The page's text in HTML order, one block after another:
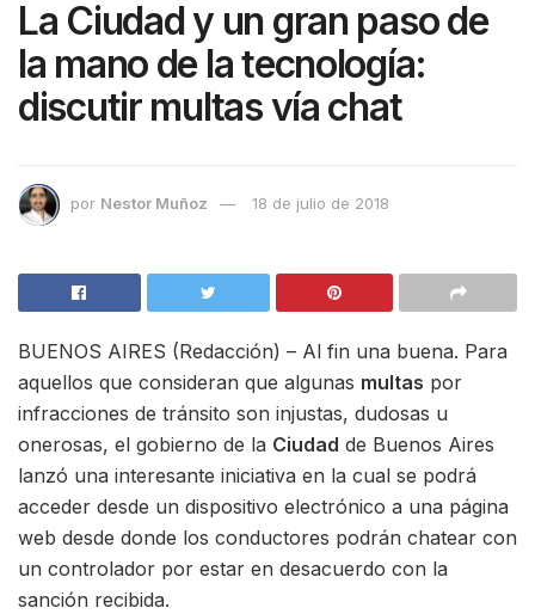
La Ciudad y un gran paso de
la mano de la tecnología:
discutir multas vía chat
por Nestor Muñoz 18 de julio de 2018
BUENOS AIRES (Redacción) – Al fin una buena. Para
aquellos que consideran que algunas multas por
infracciones de tránsito son injustas, dudosas u
onerosas, el gobierno de la Ciudad de Buenos Aires
lanzó una interesante iniciativa en la cual se podrá
acceder desde un dispositivo electrónico a una página
web desde donde los conductores podrán chatear con
un controlador por estar en desacuerdo con la
sanción recibida.